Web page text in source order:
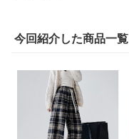
今回紹介した商品一覧